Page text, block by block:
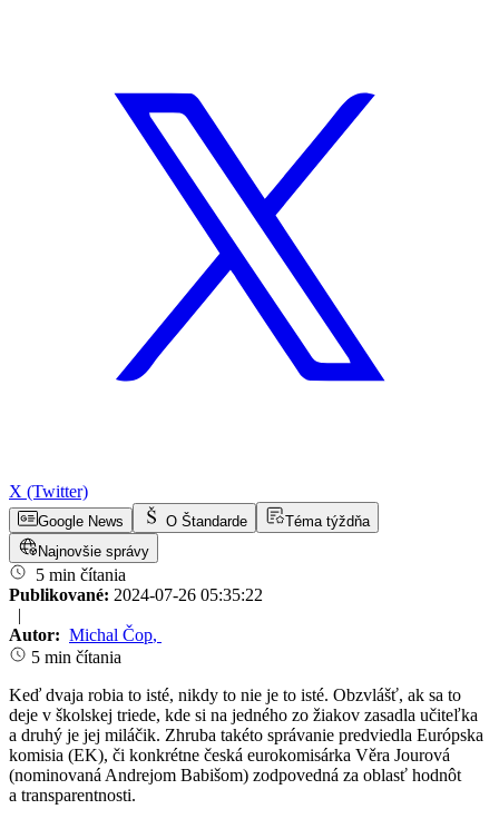
X (Twitter)
Google News O Štandarde
Téma týždňa
Najnovšie správy
5 min čítania
Publikované: 2024-07-26 05:35:22
|
Autor: Michal Čop,
5 min čítania
Keď dvaja robia to isté, nikdy to nie je to isté. Obzvlášť, ak sa to
deje v školskej triede, kde si na jedného zo žiakov zasadla učiteľka
a druhý je jej miláčik. Zhruba takéto správanie predviedla Európska
komisia (EK), či konkrétne česká eurokomisárka Věra Jourová
(nominovaná Andrejom Babišom) zodpovedná za oblasť hodnôt
a transparentnosti.